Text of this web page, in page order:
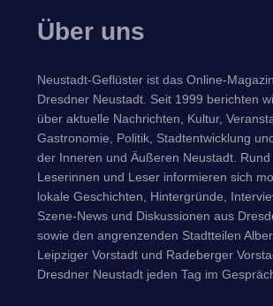
Über uns
Neustadt-Geflüster ist das Online-
Dresdner Neustadt. Seit 1999 berichten
über aktuelle Nachrichten, Kultur,
Gastronomie, Politik, Stadtentwicklung
der Inneren und Äußeren Neustadt.
Leserinnen und Leser informieren sich
lokale Geschichten, Hintergründe,
Szene-News und Diskussionen aus
sowie den angrenzenden Stadtteilen
Leipziger Vorstadt und Radeberger
Dresdner Neustadt jeden Tag im